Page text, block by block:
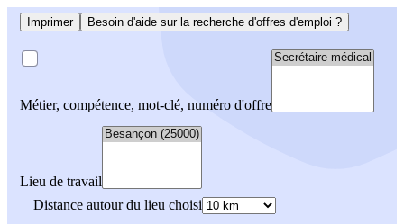
Imprimer Besoin d'aide sur la recherche d'offres d'emploi ?
Métier, compétence, mot-clé, numéro d'offre
Lieu de travail
Distance autour du lieu choisi